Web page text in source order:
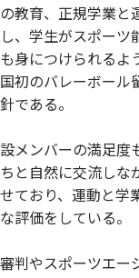
教育、正規学業と
、学生がスポーツ
身につけられるよ
初のバレーボール
である。
メンバーの満足度
と自然に交流しな
ており、運動と学
評価をしている。
判やスポーツエー